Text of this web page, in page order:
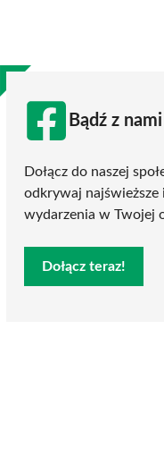
Bądź z
Dołącz do naszej
odkrywaj
wydarzenia w Twojej
Dołącz teraz!